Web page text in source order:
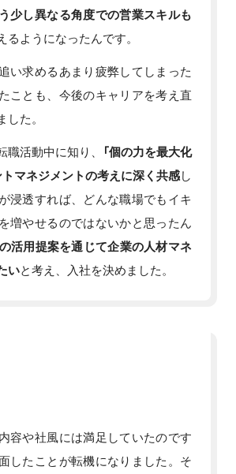
少し異なる角度での営業スキルも
るようになったんです。
い求めるあまり疲弊してしまった
ことも、今後のキャリアを考え直
た。
活動中に知り、
「個の力を最大化
トマネジメントの考えに深く共感し
浸透すれば、どんな職場でもイキ
増やせるのではないかと思ったん
の活用提案を通じて企業の人材マネ
いと考え、入社を決めました。
容や社風には満足していたのです
したことが転機になりました。そ